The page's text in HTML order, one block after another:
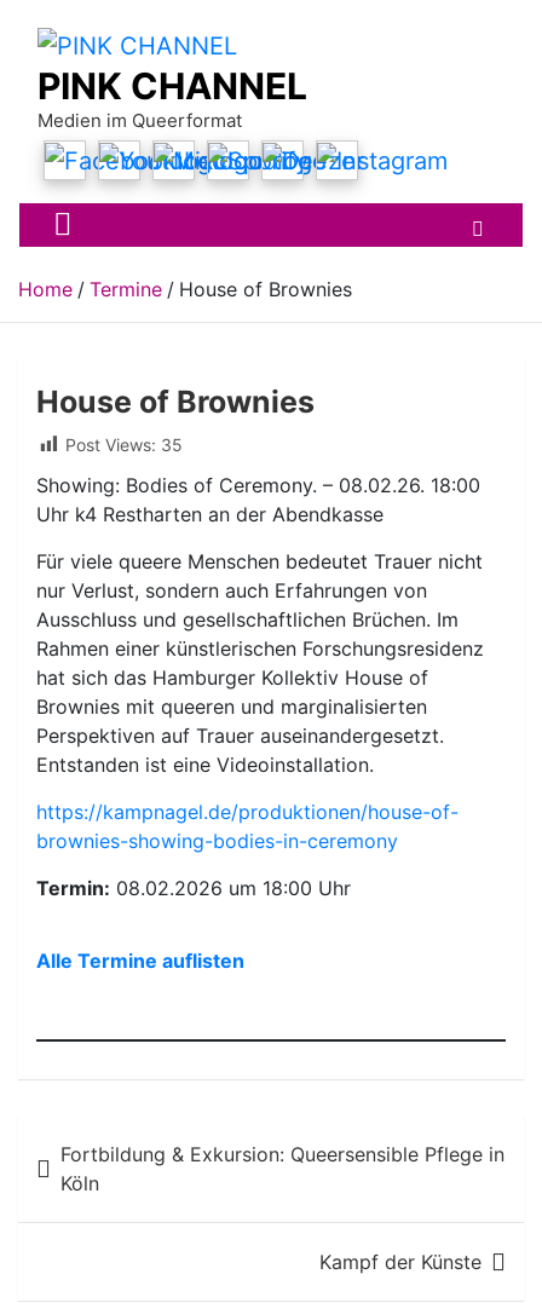
contentPINK CHANNEL
Medien im Queerformat
Home Termine House of Brownies
House of Brownies
Post Views: 35
Showing: Bodies of Ceremony. – 08.02.26. 18:00
Uhr k4 Restharten an der Abendkasse
Für viele queere Menschen bedeutet Trauer nicht
nur Verlust, sondern auch Erfahrungen von
Ausschluss und gesellschaftlichen Brüchen. Im
Rahmen einer künstlerischen Forschungsresidenz
hat sich das Hamburger Kollektiv House of
Brownies mit queeren und marginalisierten
Perspektiven auf Trauer auseinandergesetzt.
Entstanden ist eine Videoinstallation.
https://kampnagel.de/produktionen/house-of-
brownies-showing-bodies-in-ceremony
Termin: 08.02.2026 um 18:00 Uhr
Alle Termine auflisten
Beitragsnavigation
Fortbildung & Exkursion: Queersensible Pflege in
Köln
Kampf der Künste